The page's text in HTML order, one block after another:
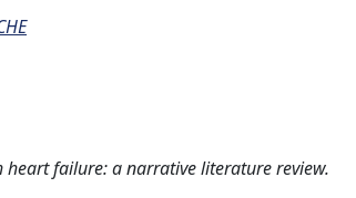
failure: a narrative literature review.